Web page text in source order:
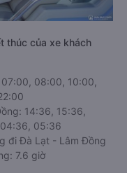
thúc của xe khách
08:00, 10:00,
14:36, 15:36,
05:36
đi Đà Lạt - Lâm Đồng
7.6 giờ